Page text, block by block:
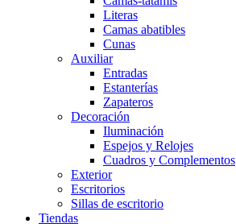
Literas
Camas abatibles
Cunas
Auxiliar
Entradas
Estanterías
Zapateros
Decoración
Iluminación
Espejos y Relojes
Cuadros y Complementos
Exterior
Escritorios
Sillas de escritorio
Tiendas